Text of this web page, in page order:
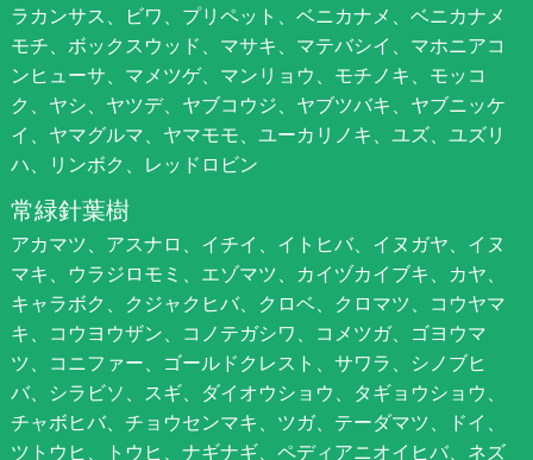
ラカンサス、ビワ、プリペット、ベニカナメ、ベニカナメ
モチ、ボックスウッド、マサキ、マテバシイ、マホニアコ
ンヒューサ、マメツゲ、マンリョウ、モチノキ、モッコ
ク、ヤシ、ヤツデ、ヤブコウジ、ヤブツバキ、ヤブニッケ
イ、ヤマグルマ、ヤマモモ、ユーカリノキ、ユズ、ユズリ
ハ、リンボク、レッドロビン
常緑針葉樹
アカマツ、アスナロ、イチイ、イトヒバ、イヌガヤ、イヌ
マキ、ウラジロモミ、エゾマツ、カイヅカイブキ、カヤ、
キャラボク、クジャクヒバ、クロベ、クロマツ、コウヤマ
キ、コウヨウザン、コノテガシワ、コメツガ、ゴヨウマ
ツ、コニファー、ゴールドクレスト、サワラ、シノブヒ
バ、シラビソ、スギ、ダイオウショウ、タギョウショウ、
チャボヒバ、チョウセンマキ、ツガ、テーダマツ、ドイ、
ツトウヒ、トウヒ、ナギナギ、ペディアニオイヒバ、ネズ